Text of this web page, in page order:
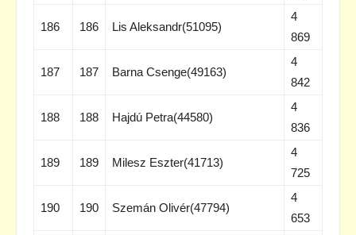
186 186 Lis Aleksandr(51095)
4
869
187 187 Barna Csenge(49163)
4
842
188 188 Hajdú Petra(44580)
4
836
189 189 Milesz Eszter(41713)
4
725
190 190 Szemán Olivér(47794)
4
653